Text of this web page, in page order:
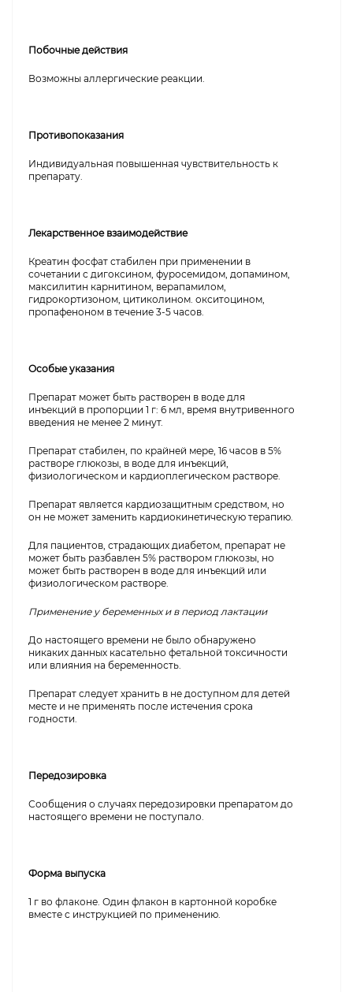
Побочные действия
Возможны аллергические реакции.
Противопоказания
Индивидуальная повышенная чувствительность к
препарату.
Лекарственное взаимодействие
Креатин фосфат стабилен при применении в
сочетании с дигоксином, фуросемидом, допамином,
максилитин карнитином, верапамилом,
гидрокортизоном, цитиколином. окситоцином,
пропафеноном в течение 3-5 часов.
Особые указания
Препарат может быть растворен в воде для
инъекций в пропорции 1 г: 6 мл, время внутривенного
введения не менее 2 минут.
Препарат стабилен, по крайней мере, 16 часов в 5%
растворе глюкозы, в воде для инъекций,
физиологическом и кардиоплегическом растворе.
Препарат является кардиозащитным средством, но
он не может заменить кардиокинетическую терапию.
Для пациентов, страдающих диабетом, препарат не
может быть разбавлен 5% раствором глюкозы, но
может быть растворен в воде для инъекций или
физиологическом растворе.
Применение у беременных и в период лактации
До настоящего времени не было обнаружено
никаких данных касательно фетальной токсичности
или влияния на беременность.
Препарат следует хранить в не доступном для детей
месте и не применять после истечения срока
годности.
Передозировка
Сообщения о случаях передозировки препаратом до
настоящего времени не поступало.
Форма выпуска
1 г во флаконе. Один флакон в картонной коробке
вместе с инструкцией по применению.